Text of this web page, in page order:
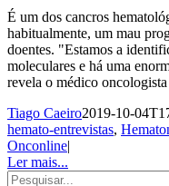
É um dos cancros
habitualmente, um mau
doentes. "Estamos a
moleculares e há uma
revela o médico
Tiago Caeiro2019-10-
hemato-entrevistas,
Onconline|
Ler mais...
Pesquisar